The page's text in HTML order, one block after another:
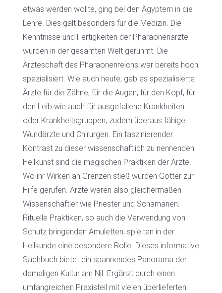
etwas werden wollte, ging bei den Ägyptern in die
Lehre. Dies galt besonders für die Medizin. Die
Kenntnisse und Fertigkeiten der Pharaonenärzte
wurden in der gesamten Welt gerühmt. Die
Ärzteschaft des Pharaonenreichs war bereits hoch
spezialisiert. Wie auch heute, gab es spezialisierte
Ärzte für die Zähne, für die Augen, für den Kopf, für
den Leib wie auch für ausgefallene Krankheiten
oder Krankheitsgruppen, zudem überaus fähige
Wundärzte und Chirurgen. Ein faszinierender
Kontrast zu dieser wissenschaftlich zu nennenden
Heilkunst sind die magischen Praktiken der Ärzte.
Wo ihr Wirken an Grenzen stieß wurden Götter zur
Hilfe gerufen. Ärzte waren also gleichermaßen
Wissenschaftler wie Priester und Schamanen.
Rituelle Praktiken, so auch die Verwendung von
Schutz bringenden Amuletten, spielten in der
Heilkunde eine besondere Rolle. Dieses informative
Sachbuch bietet ein spannendes Panorama der
damaligen Kultur am Nil. Ergänzt durch einen
umfangreichen Praxisteil mit vielen überlieferten